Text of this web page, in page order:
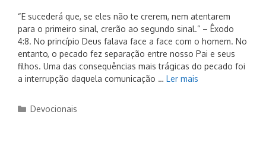
“E sucederá que, se eles não te crerem, nem atentarem
para o primeiro sinal, crerão ao segundo sinal.” – Êxodo
4:8. No princípio Deus falava face a face com o homem. No
entanto, o pecado fez separação entre nosso Pai e seus
filhos. Uma das consequências mais trágicas do pecado foi
a interrupção daquela comunicação … Ler mais
Categorias
Devocionais